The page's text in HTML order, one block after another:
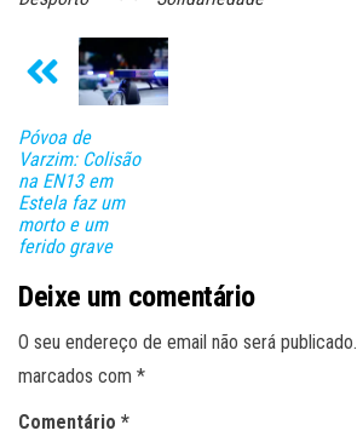
Póvoa de
Varzim: Colisão
na EN13 em
Estela faz um
morto e um
ferido grave
Deixe um comentário
O seu endereço de email não será publicado.
marcados com *
Comentário *